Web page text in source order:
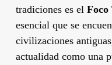
tradiciones es el Foco
esencial que se
civilizaciones
actualidad como una